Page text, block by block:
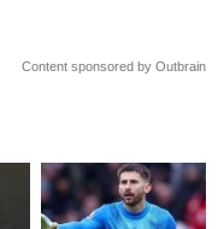
Content sponsored by Outbrain